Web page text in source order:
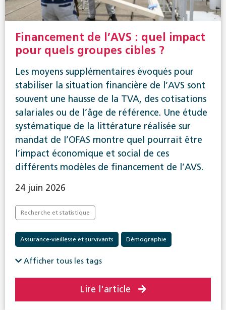
Financement de l’AVS : quel impact
pour quels groupes cibles ?
Les moyens supplémentaires évoqués pour
stabiliser la situation financière de l’AVS sont
souvent une hausse de la TVA, des cotisations
salariales ou de l’âge de référence. Une étude
systématique de la littérature réalisée sur
mandat de l’OFAS montre quel pourrait être
l’impact économique et social de ces
différents modèles de financement de l’AVS.
24 juin 2026
Recherche et statistique
Assurance-vieillesse et survivants Démographie
Afficher tous les tags
Lire l'article